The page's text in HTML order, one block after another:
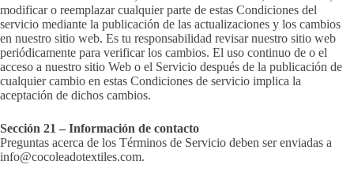
modificar o reemplazar cualquier parte de estas Condiciones del
servicio mediante la publicación de las actualizaciones y los cambios
en nuestro sitio web. Es tu responsabilidad revisar nuestro sitio web
periódicamente para verificar los cambios. El uso continuo de o el
acceso a nuestro sitio Web o el Servicio después de la publicación de
cualquier cambio en estas Condiciones de servicio implica la
aceptación de dichos cambios.
Sección 21 – Información de contacto
Preguntas acerca de los Términos de Servicio deben ser enviadas a
info@cocoleadotextiles.com.